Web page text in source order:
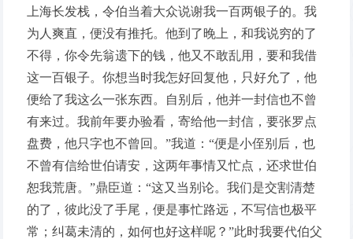
上海长发栈，令伯当着大众说谢我一百两银子的。我
为人爽直，便没有推托。他到了晚上，和我说穷的了
不得，你令先翁遗下的钱，他又不敢乱用，要和我借
这一百银子。你想当时我怎好回复他，只好允了，他
便给了我这么一张东西。自别后，他并一封信也不曾
有来过。我前年要办验看，寄给他一封信，要张罗点
盘费，他只字也不曾回。”我道：“便是小侄别后，也
不曾有信给世伯请安，这两年事情又忙点，还求世伯
恕我荒唐。”鼎臣道：“这又当别论。我们是交割清楚
的了，彼此没了手尾，便是事忙路远，不写信也极平
常；纠葛未清的，如何也好这样呢？”此时我要代伯父